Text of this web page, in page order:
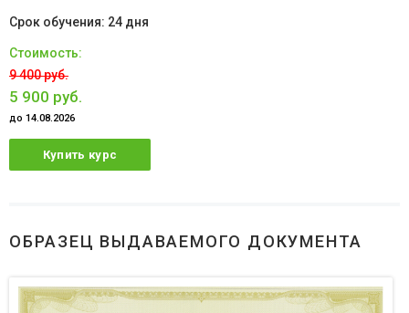
24 дня
9 400 руб.
5 900 руб.
до 14.08.2026
Купить курс
ОБРАЗЕЦ ВЫДАВАЕМОГО ДОКУМЕНТА